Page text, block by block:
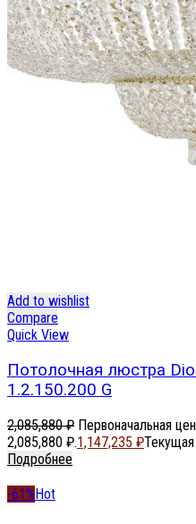
Add to wishlist
Compare
Quick View
Потолочная люстра
1.2.150.200 G
2,085,880₽ Первоначальная
2,085,880 ₽.1,147,235 ₽
Подробнее
-61%Hot